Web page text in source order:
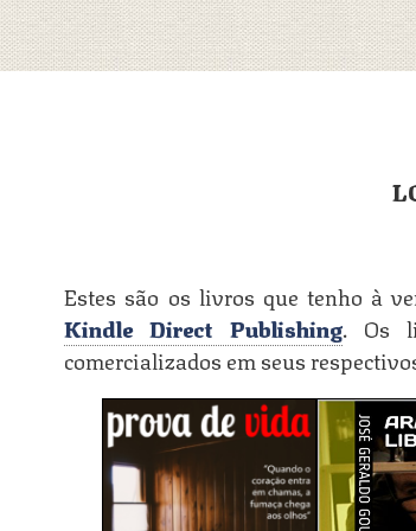
Estes são os livros que tenho à
Kindle Direct Publishing. Os
comercializados em seus